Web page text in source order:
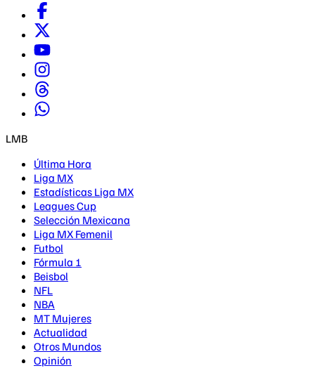
LMB
Última Hora
Liga MX
Estadísticas Liga MX
Leagues Cup
Selección Mexicana
Liga MX Femenil
Futbol
Fórmula 1
Beisbol
NFL
NBA
MT Mujeres
Actualidad
Otros Mundos
Opinión